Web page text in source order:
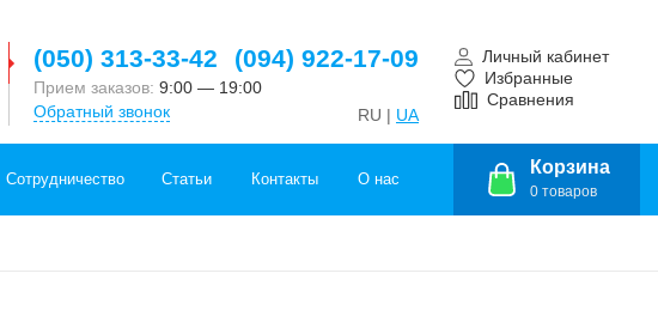
(050) 313-33-42 (094) 922-17-09
Прием заказов: 9:00 — 19:00
Обратный звонок
RU | UA
Личный кабинет
Избранные
Сравнения
Сотрудничество Статьи Контакты О нас
Корзина
0 товаров